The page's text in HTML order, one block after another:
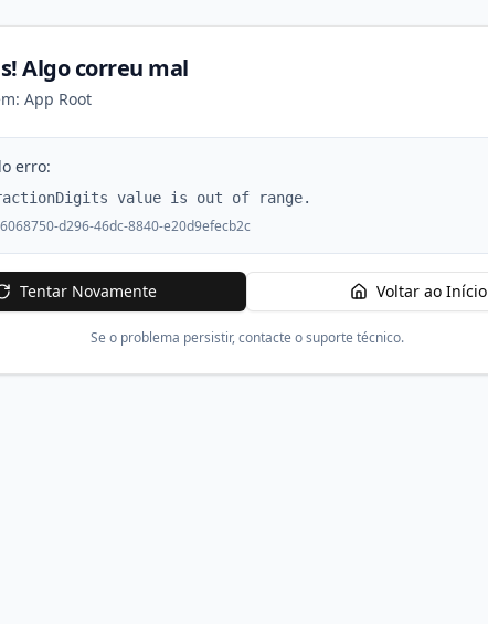
Algo correu mal
App Root
erro:
value is out of range.
d296-46dc-8840-e20d9efecb2c
Tentar Novamente Voltar ao Início
Se o problema persistir, contacte o suporte técnico.